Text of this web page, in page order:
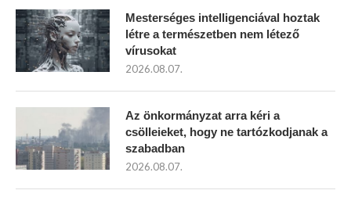
Mesterséges intelligenciával hoztak
létre a természetben nem létező
vírusokat
2026.08.07.
Az önkormányzat arra kéri a
csölleieket, hogy ne tartózkodjanak a
szabadban
2026.08.07.